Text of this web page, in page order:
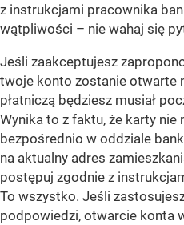
z instrukcjami pracownika
wątpliwości – nie wahaj się
Jeśli zaakceptujesz
twoje konto zostanie otwarte
płatniczą będziesz musiał
Wynika to z faktu, że karty nie
bezpośrednio w oddziale
na aktualny adres
postępuj zgodnie z
To wszystko. Jeśli
podpowiedzi, otwarcie konta